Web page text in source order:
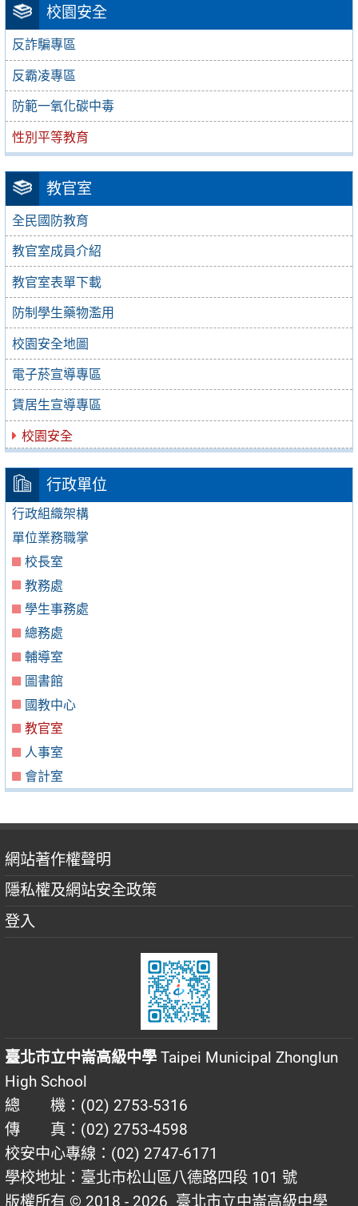
校園安全
反詐騙專區
反霸凌專區
防範一氧化碳中毒
性別平等教育
教官室
全民國防教育
教官室成員介紹
教官室表單下載
防制學生藥物濫用
校園安全地圖
電子菸宣導專區
賃居生宣導專區
校園安全
行政單位
行政組織架構
單位業務職掌
校長室
教務處
學生事務處
總務處
輔導室
圖書館
國教中心
教官室
人事室
會計室
網站著作權聲明
隱私權及網站安全政策
登入
臺北市立中崙高級中學 Taipei Municipal Zhonglun
High School
總 機：(02) 2753-5316
傳 真：(02) 2753-4598
校安中心專線：(02) 2747-6171
學校地址：臺北市松山區八德路四段 101 號
版權所有 © 2018 - 2026 臺北市立中崙高級中學